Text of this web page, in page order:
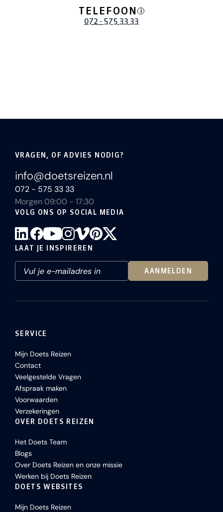
TELEFOON i
072 - 575 33 33
VRAGEN, OF ADVIES NODIG?
info@doetsreizen.nl
072 - 575 33 33
Morgen 09:00 - 17:30
VOLG ONS OP SOCIAL MEDIA
LAAT JE INSPIREREN
AANMELDEN
SERVICE
Mijn Doets Reizen
Contact
Veelgestelde Vragen
Afspraak maken
Voorwaarden
Verzekeringen
OVER DOETS REIZEN
Het Doets Team
Blogs
Over Doets Reizen en onze missie
Werken bij Doets Reizen
DOETS WEBSITES
Mijn Doets Reizen